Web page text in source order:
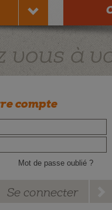
vous à
compte
Mot de passe oublié ?